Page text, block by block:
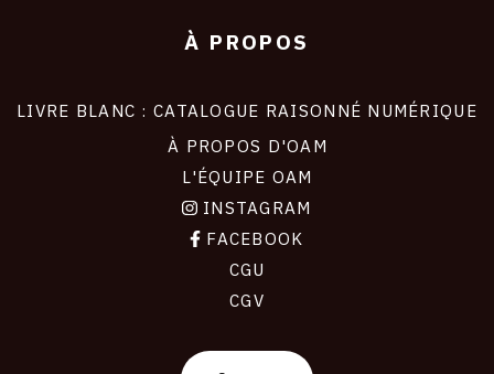
À PROPOS
LIVRE BLANC : CATALOGUE RAISONNÉ NUMÉRIQUE
À PROPOS D'OAM
L'ÉQUIPE OAM
INSTAGRAM
FACEBOOK
CGU
CGV